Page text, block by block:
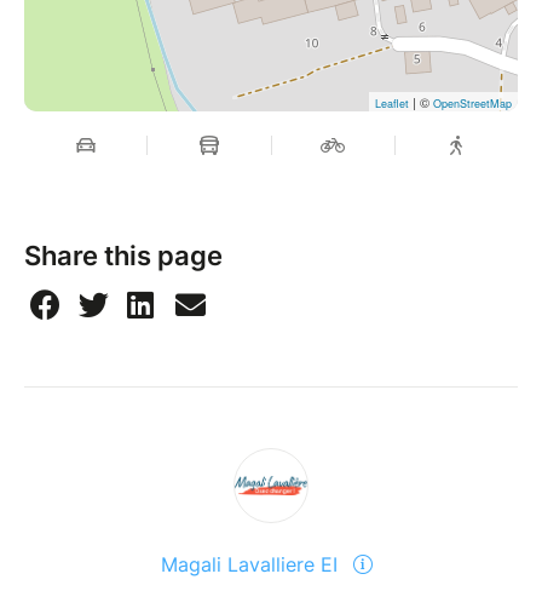
Leaflet | © OpenStreetMap
Share this page
Magali Lavalliere EI